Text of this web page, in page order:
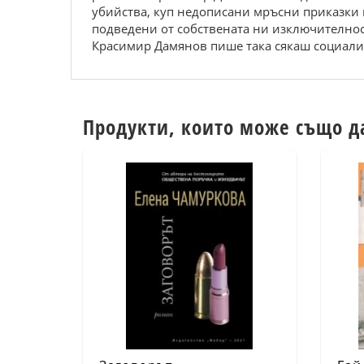
убийства, куп недописани мръсни
подведени от собствената ни
Красимир Дамянов пише така сякаш
Продукти, които може също